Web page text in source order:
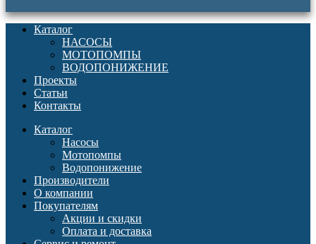
Каталог
НАСОСЫ
МОТОПОМПЫ
ВОДОПОНИЖЕНИЕ
Проекты
Статьи
Контакты
Каталог
Насосы
Мотопомпы
Водопонижение
Производители
О компании
Покупателям
Акции и скидки
Оплата и доставка